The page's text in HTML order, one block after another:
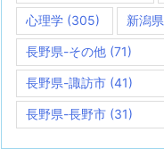
心理学 (305) 新潟県
長野県-その他 (71)
長野県-諏訪市 (41)
長野県-長野市 (31)